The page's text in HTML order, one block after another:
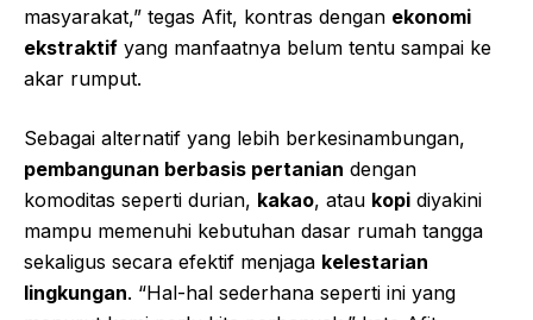
masyarakat,” tegas Afit, kontras dengan ekonomi
ekstraktif yang manfaatnya belum tentu sampai ke
akar rumput.
Sebagai alternatif yang lebih berkesinambungan,
pembangunan berbasis pertanian dengan
komoditas seperti durian, kakao, atau kopi diyakini
mampu memenuhi kebutuhan dasar rumah tangga
sekaligus secara efektif menjaga kelestarian
lingkungan. “Hal-hal sederhana seperti ini yang